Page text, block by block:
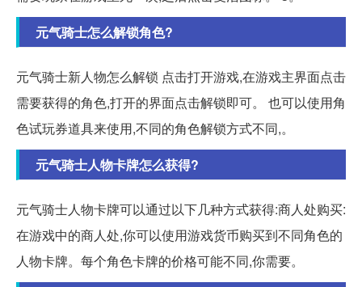
元气骑士怎么解锁角色?
元气骑士新人物怎么解锁 点击打开游戏,在游戏主界面点击
需要获得的角色,打开的界面点击解锁即可。 也可以使用角
色试玩券道具来使用,不同的角色解锁方式不同,。
元气骑士人物卡牌怎么获得?
元气骑士人物卡牌可以通过以下几种方式获得:商人处购买:
在游戏中的商人处,你可以使用游戏货币购买到不同角色的
人物卡牌。每个角色卡牌的价格可能不同,你需要。